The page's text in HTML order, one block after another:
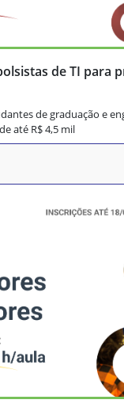
de TI para
de graduação e
até R$ 4,5 mil